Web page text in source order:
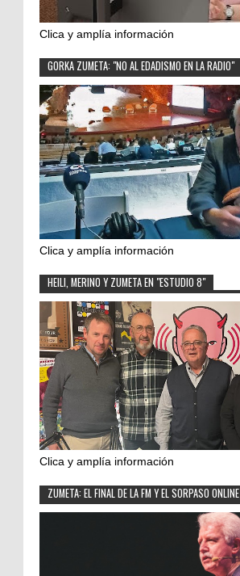
Clica y amplía información
GORKA ZUMETA: "NO AL EDADISMO EN LA RADIO"
Clica y amplía información
HEILI, MERINO Y ZUMETA EN "ESTUDIO 8"
Clica y amplía información
ZUMETA: EL FINAL DE LA FM Y EL SORPASO ONLINE